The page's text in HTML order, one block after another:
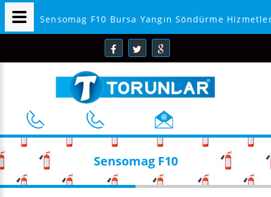
Sensomag F10
Sensomag F10 Bursa Yangın Söndürme